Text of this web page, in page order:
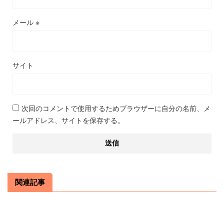
メール ※
サイト
次回のコメントで使用するためブラウザーに自分の名前、メ
ールアドレス、サイトを保存する。
関連記事